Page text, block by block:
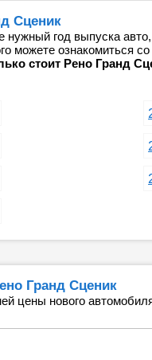
Сценик
нужный год выпуска
можете ознакомиться
стоит Рено Гранд
Гранд Сценик
цены нового